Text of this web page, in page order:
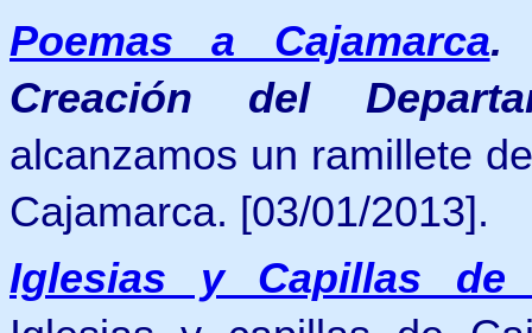
Poemas a Cajamarca.
Creación del
alcanzamos un ramillete
Cajamarca. [03/01/2013].
Iglesias y Capillas de